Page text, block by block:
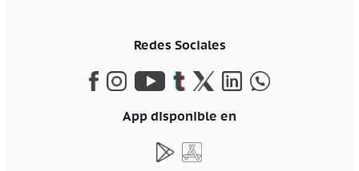
Redes Sociales
App disponible en